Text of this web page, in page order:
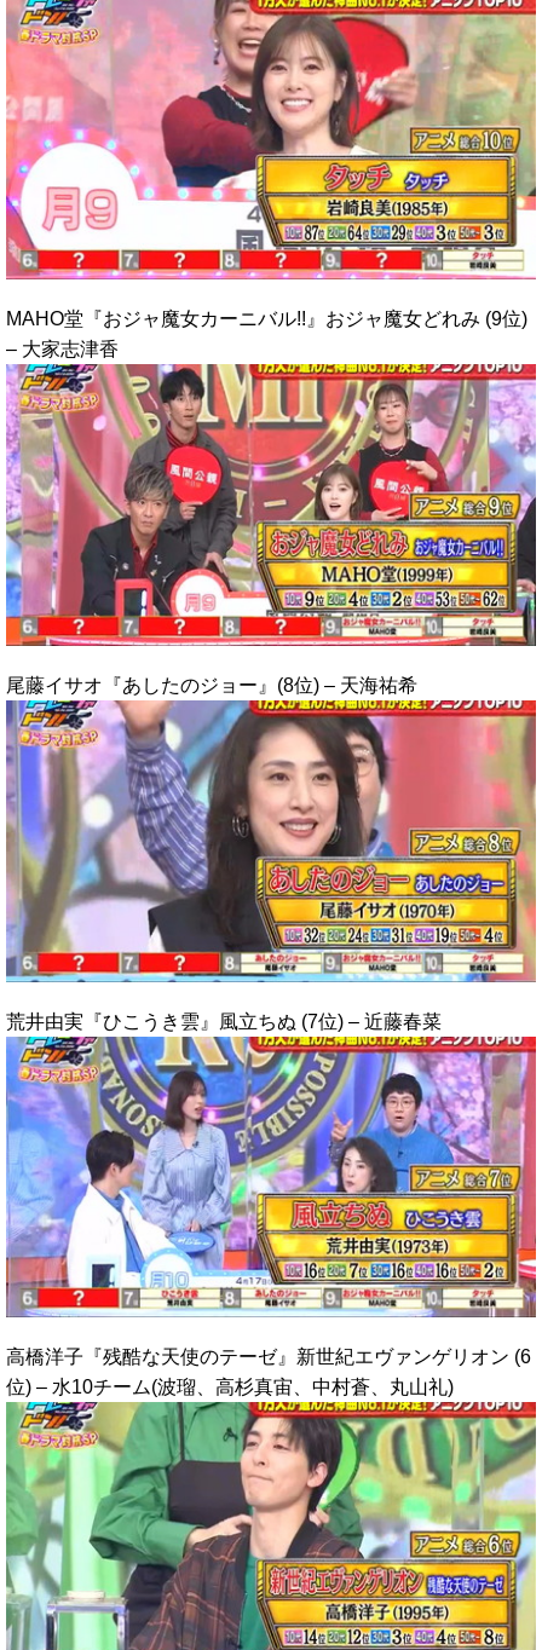
MAHO堂『おジャ魔女カーニバル!!』おジャ魔女どれみ (9位)
– 大家志津香
尾藤イサオ『あしたのジョー』(8位) – 天海祐希
荒井由実『ひこうき雲』風立ちぬ (7位) – 近藤春菜
高橋洋子『残酷な天使のテーゼ』新世紀エヴァンゲリオン (6
位) – 水10チーム(波瑠、高杉真宙、中村蒼、丸山礼)